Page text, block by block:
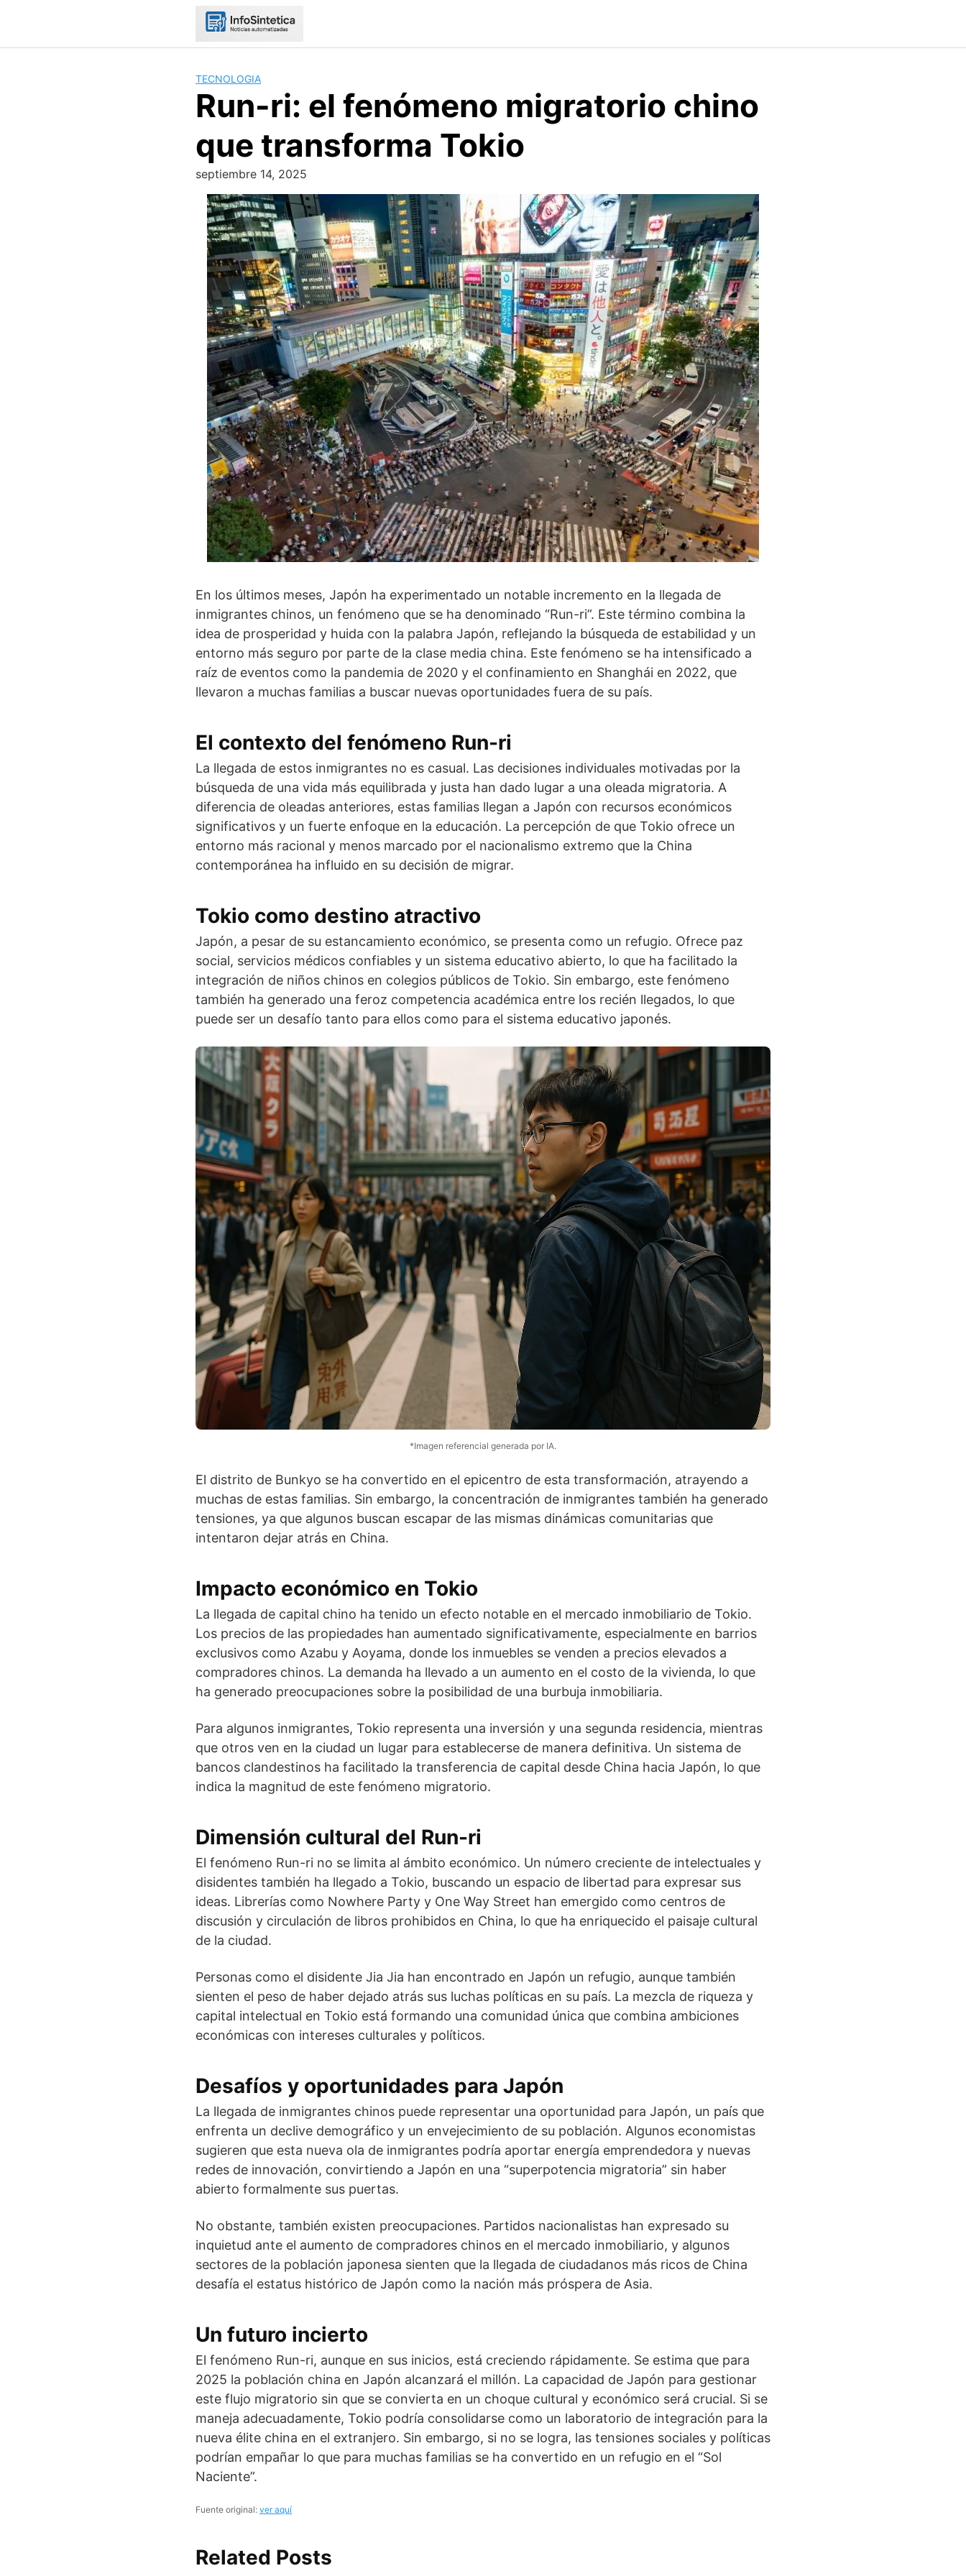
TECNOLOGIA
Run-ri: el fenómeno migratorio chino
que transforma Tokio
septiembre 14, 2025
En los últimos meses, Japón ha experimentado un notable incremento en la llegada de
inmigrantes chinos, un fenómeno que se ha denominado “Run-ri”. Este término combina la
idea de prosperidad y huida con la palabra Japón, reflejando la búsqueda de estabilidad y un
entorno más seguro por parte de la clase media china. Este fenómeno se ha intensificado a
raíz de eventos como la pandemia de 2020 y el confinamiento en Shanghái en 2022, que
llevaron a muchas familias a buscar nuevas oportunidades fuera de su país.
El contexto del fenómeno Run-ri
La llegada de estos inmigrantes no es casual. Las decisiones individuales motivadas por la
búsqueda de una vida más equilibrada y justa han dado lugar a una oleada migratoria. A
diferencia de oleadas anteriores, estas familias llegan a Japón con recursos económicos
significativos y un fuerte enfoque en la educación. La percepción de que Tokio ofrece un
entorno más racional y menos marcado por el nacionalismo extremo que la China
contemporánea ha influido en su decisión de migrar.
Tokio como destino atractivo
Japón, a pesar de su estancamiento económico, se presenta como un refugio. Ofrece paz
social, servicios médicos confiables y un sistema educativo abierto, lo que ha facilitado la
integración de niños chinos en colegios públicos de Tokio. Sin embargo, este fenómeno
también ha generado una feroz competencia académica entre los recién llegados, lo que
puede ser un desafío tanto para ellos como para el sistema educativo japonés.
*Imagen referencial generada por IA.
El distrito de Bunkyo se ha convertido en el epicentro de esta transformación, atrayendo a
muchas de estas familias. Sin embargo, la concentración de inmigrantes también ha generado
tensiones, ya que algunos buscan escapar de las mismas dinámicas comunitarias que
intentaron dejar atrás en China.
Impacto económico en Tokio
La llegada de capital chino ha tenido un efecto notable en el mercado inmobiliario de Tokio.
Los precios de las propiedades han aumentado significativamente, especialmente en barrios
exclusivos como Azabu y Aoyama, donde los inmuebles se venden a precios elevados a
compradores chinos. La demanda ha llevado a un aumento en el costo de la vivienda, lo que
ha generado preocupaciones sobre la posibilidad de una burbuja inmobiliaria.
Para algunos inmigrantes, Tokio representa una inversión y una segunda residencia, mientras
que otros ven en la ciudad un lugar para establecerse de manera definitiva. Un sistema de
bancos clandestinos ha facilitado la transferencia de capital desde China hacia Japón, lo que
indica la magnitud de este fenómeno migratorio.
Dimensión cultural del Run-ri
El fenómeno Run-ri no se limita al ámbito económico. Un número creciente de intelectuales y
disidentes también ha llegado a Tokio, buscando un espacio de libertad para expresar sus
ideas. Librerías como Nowhere Party y One Way Street han emergido como centros de
discusión y circulación de libros prohibidos en China, lo que ha enriquecido el paisaje cultural
de la ciudad.
Personas como el disidente Jia Jia han encontrado en Japón un refugio, aunque también
sienten el peso de haber dejado atrás sus luchas políticas en su país. La mezcla de riqueza y
capital intelectual en Tokio está formando una comunidad única que combina ambiciones
económicas con intereses culturales y políticos.
Desafíos y oportunidades para Japón
La llegada de inmigrantes chinos puede representar una oportunidad para Japón, un país que
enfrenta un declive demográfico y un envejecimiento de su población. Algunos economistas
sugieren que esta nueva ola de inmigrantes podría aportar energía emprendedora y nuevas
redes de innovación, convirtiendo a Japón en una “superpotencia migratoria” sin haber
abierto formalmente sus puertas.
No obstante, también existen preocupaciones. Partidos nacionalistas han expresado su
inquietud ante el aumento de compradores chinos en el mercado inmobiliario, y algunos
sectores de la población japonesa sienten que la llegada de ciudadanos más ricos de China
desafía el estatus histórico de Japón como la nación más próspera de Asia.
Un futuro incierto
El fenómeno Run-ri, aunque en sus inicios, está creciendo rápidamente. Se estima que para
2025 la población china en Japón alcanzará el millón. La capacidad de Japón para gestionar
este flujo migratorio sin que se convierta en un choque cultural y económico será crucial. Si se
maneja adecuadamente, Tokio podría consolidarse como un laboratorio de integración para la
nueva élite china en el extranjero. Sin embargo, si no se logra, las tensiones sociales y políticas
podrían empañar lo que para muchas familias se ha convertido en un refugio en el “Sol
Naciente”.
Fuente original: ver aquí
Related Posts